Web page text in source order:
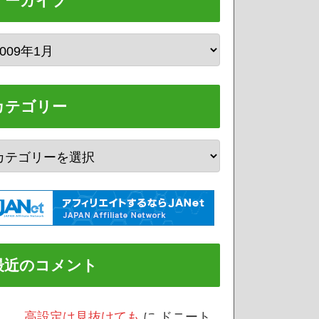
テゴリー
近のコメント